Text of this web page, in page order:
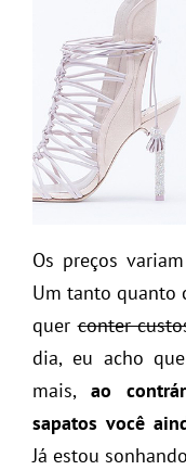
Os preços
Um tanto quanto
querconter
dia, eu acho
mais, ao
sapatos você
Já estou